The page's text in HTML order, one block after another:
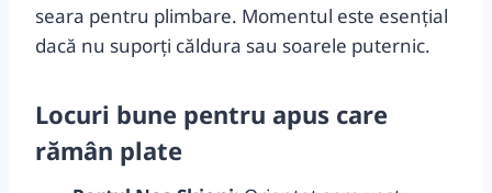
seara pentru plimbare. Momentul este esențial
dacă nu suporți căldura sau soarele puternic.
Locuri bune pentru apus care
rămân plate